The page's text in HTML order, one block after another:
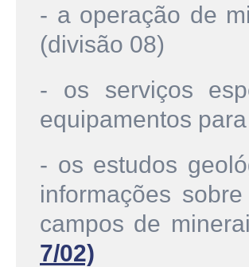
- a operação de
(divisão 08)
- os serviços
equipamentos
- os estudos
informações
campos de
7/02)